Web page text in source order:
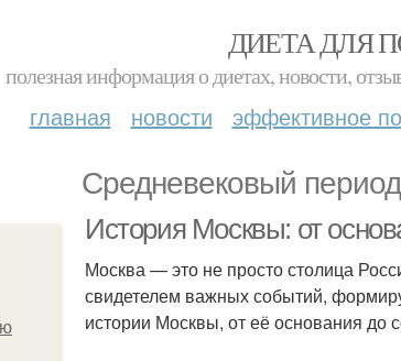
ДИЕТА ДЛЯ
полезная информация о диетах, новости,
главная новости эффективное
Средневековый период
История Москвы: от
Москва — это не просто столица
свидетелем важных событий,
истории Москвы, от её основания до